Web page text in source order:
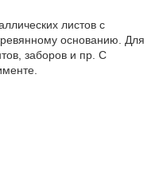
листов с
основанию. Для
заборов и пр. С